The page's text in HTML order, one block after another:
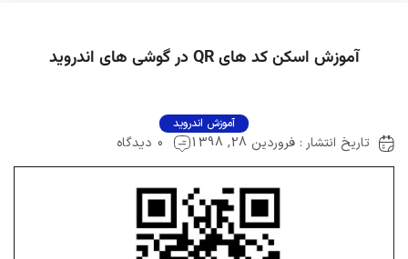
آموزش اسکن کد های QR در گوشی های اندروید
آموزش اندروید
تاریخ انتشار : فروردین 28, 1398 0 دیدگاه